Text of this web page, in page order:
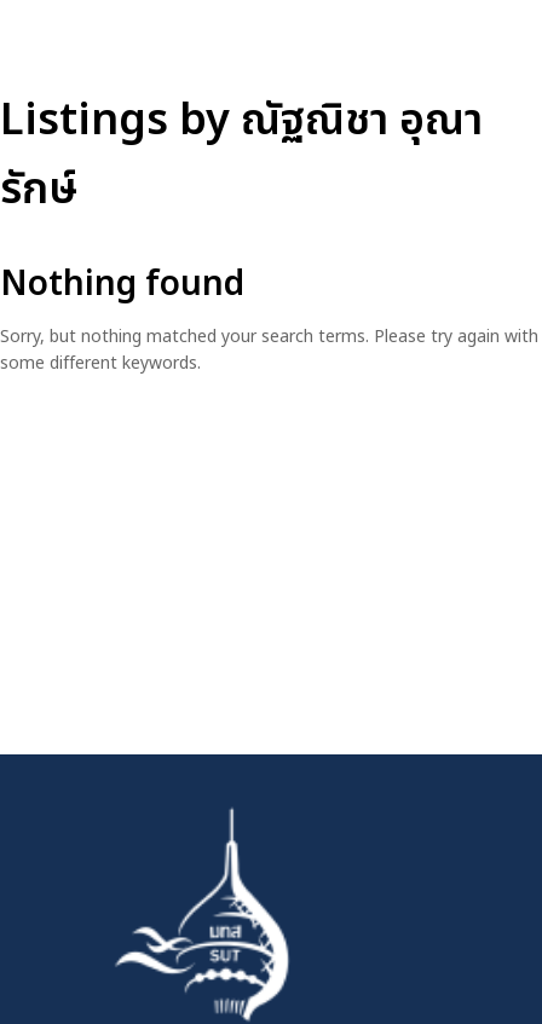
Listings by ณัฐณิชา อุณา
รักษ์
Nothing found
Sorry, but nothing matched your search terms. Please try again with
some different keywords.